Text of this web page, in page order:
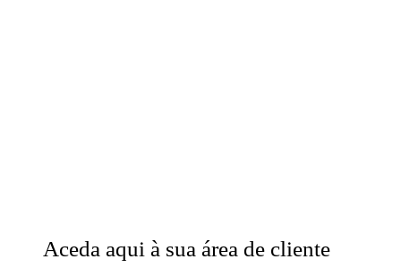
Aceda aqui à sua área de cliente